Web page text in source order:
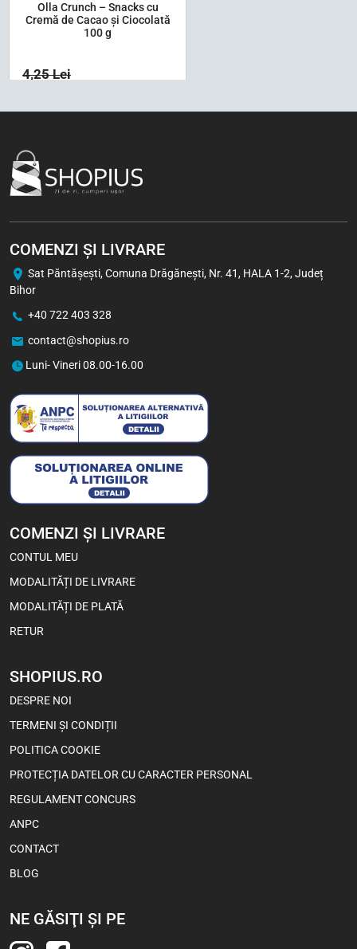
Olla Crunch – Snacks cu
Cremă de Cacao și Ciocolată
100 g
4,25Lei
-5%
Viva Chips cu Aromă de Pui
50 g
3,70Lei
2,93Lei
1 buc Bax (24)
Cremă de Cacao și Ciocolată
4,55Lei
3,60Lei
1 buc Bax (18)
COMENZI ȘI LIVRARE
Sat Păntăşeşti, Comuna Drăgăneşti, Nr. 41, HALA 1-2, Județ
Bihor
+40 722 403 328
contact@shopius.ro
Luni- Vineri 08.00-16.00
COMENZI ȘI LIVRARE
CONTUL MEU
MODALITĂȚI DE LIVRARE
MODALITĂȚI DE PLATĂ
RETUR
SHOPIUS.RO
DESPRE NOI
TERMENI ȘI CONDIȚII
POLITICA COOKIE
PROTECȚIA DATELOR CU CARACTER PERSONAL
REGULAMENT CONCURS
ANPC
CONTACT
BLOG
NE GĂSIŢI ŞI PE